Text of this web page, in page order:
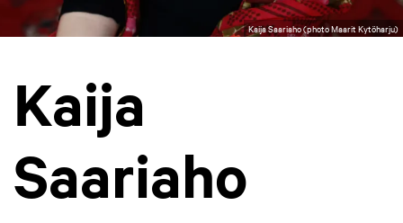
Kaija Saariaho (photo Maarit Kytöharju)
Kaija
Saariaho